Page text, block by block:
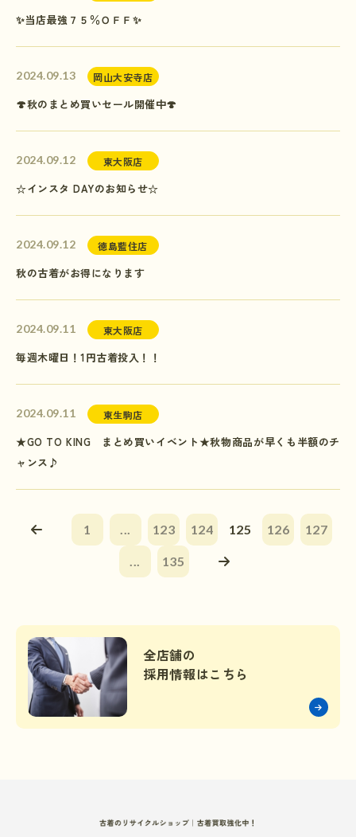
✨当店最強７５％ＯＦＦ✨
2024.09.13 岡山大安寺店
🍄秋のまとめ買いセール開催中🍄
2024.09.12 東大阪店
☆インスタ DAYのお知らせ☆
2024.09.12 徳島藍住店
秋の古着がお得になります
2024.09.11 東大阪店
毎週木曜日！1円古着投入！！
2024.09.11 東生駒店
★GO TO KING まとめ買いイベント★秋物商品が早くも半額のチ
ャンス♪
1 ... 123 124 125 126 127
... 135
全店舗の
採用情報はこちら